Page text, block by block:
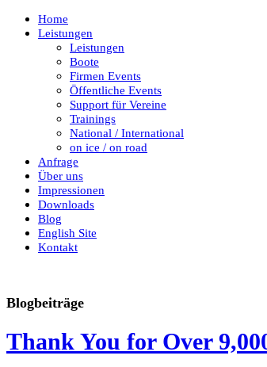
Home
Leistungen
Leistungen
Boote
Firmen Events
Öffentliche Events
Support für Vereine
Trainings
National / International
on ice / on road
Anfrage
Über uns
Impressionen
Downloads
Blog
English Site
Kontakt
Blogbeiträge
Thank You for Over